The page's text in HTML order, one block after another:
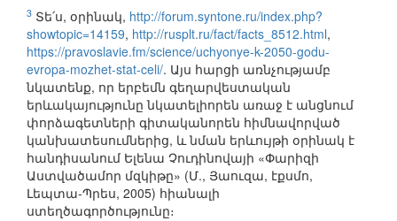
3 Տե՛ս, օրինակ, http://forum.syntone.ru/index.php?
showtopic=14159, http://rusplt.ru/fact/facts_8512.html,
https://pravoslavie.fm/science/uchyonye-k-2050-godu-
evropa-mozhet-stat-celi/. Այս հարցի առնչությամբ
նկատենք, որ երբեմն գեղարվեստական
երևակայությունը նկատելիորեն առաջ է անցնում
փորձագետների գիտականորեն հիմնավորված
կանխատեսումներից, և նման երևույթի օրինակ է
հանդիսանում Ելենա Չուդինովայի «Փարիզի
Աստվածամոր մզկիթը» (Մ., Յաուզա, էքսմո,
Լեպտա-Պրես, 2005) հիանալի
ստեղծագործությունը։